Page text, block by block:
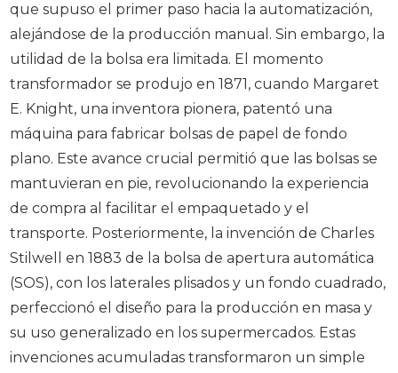
que supuso el primer paso hacia la automatización,
alejándose de la producción manual. Sin embargo, la
utilidad de la bolsa era limitada. El momento
transformador se produjo en 1871, cuando Margaret
E. Knight, una inventora pionera, patentó una
máquina para fabricar bolsas de papel de fondo
plano. Este avance crucial permitió que las bolsas se
mantuvieran en pie, revolucionando la experiencia
de compra al facilitar el empaquetado y el
transporte. Posteriormente, la invención de Charles
Stilwell en 1883 de la bolsa de apertura automática
(SOS), con los laterales plisados y un fondo cuadrado,
perfeccionó el diseño para la producción en masa y
su uso generalizado en los supermercados. Estas
invenciones acumuladas transformaron un simple